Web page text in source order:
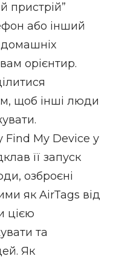
пристрій”
або інший
орієнтир.
щоб інші люди
Find My Device у
її запуск
озброєні
як AirTags від
цією
та
Як